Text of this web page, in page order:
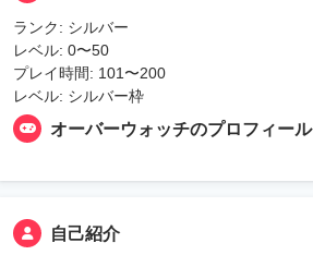
ランク: シルバー
レベル: 0〜50
プレイ時間: 101〜200
レベル: シルバー枠
オーバーウォッチのプロフィール
自己紹介